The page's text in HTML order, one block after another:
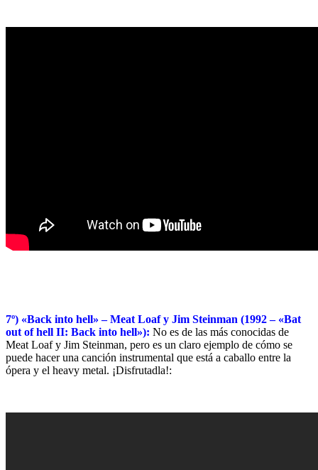
7º) «Back into hell» – Meat Loaf y Jim Steinman (1992 – «Bat
out of hell II: Back into hell»): No es de las más conocidas de
Meat Loaf y Jim Steinman, pero es un claro ejemplo de cómo se
puede hacer una canción instrumental que está a caballo entre la
ópera y el heavy metal. ¡Disfrutadla!: